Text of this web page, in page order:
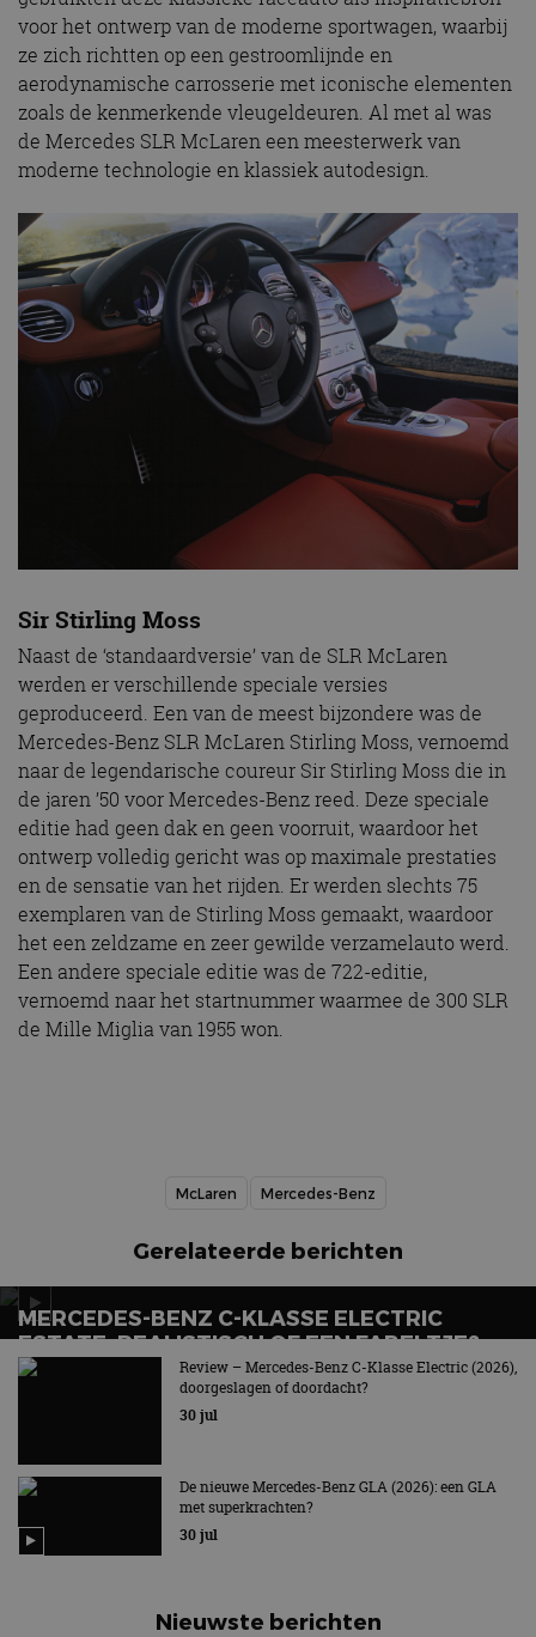
voor het ontwerp van de moderne sportwagen, waarbij
ze zich richtten op een gestroomlijnde en
aerodynamische carrosserie met iconische elementen
zoals de kenmerkende vleugeldeuren. Al met al was
de Mercedes SLR McLaren een meesterwerk van
moderne technologie en klassiek autodesign.
Sir Stirling Moss
Naast de ‘standaardversie’ van de SLR McLaren
werden er verschillende speciale versies
geproduceerd. Een van de meest bijzondere was de
Mercedes-Benz SLR McLaren Stirling Moss, vernoemd
naar de legendarische coureur Sir Stirling Moss die in
de jaren ’50 voor Mercedes-Benz reed. Deze speciale
editie had geen dak en geen voorruit, waardoor het
ontwerp volledig gericht was op maximale prestaties
en de sensatie van het rijden. Er werden slechts 75
exemplaren van de Stirling Moss gemaakt, waardoor
het een zeldzame en zeer gewilde verzamelauto werd.
Een andere speciale editie was de 722-editie,
vernoemd naar het startnummer waarmee de 300 SLR
de Mille Miglia van 1955 won.
McLaren Mercedes-Benz
Gerelateerde berichten
MERCEDES-BENZ C-KLASSE ELECTRIC
ESTATE: REALISTISCH OF EEN FABELTJE?
Het verlossende antwoordReview – Mercedes-Benz C-Klasse Electric (2026),
doorgeslagen of doordacht?
30 jul
De nieuwe Mercedes-Benz GLA (2026): een GLA
met superkrachten?
30 jul
Nieuwste berichten